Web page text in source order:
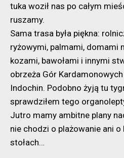
tuka woził nas po całym
ruszamy.
Sama trasa była piękna:
ryżowymi, palmami, domami
kozami, bawołami i innymi
obrzeża Gór
Indochin. Podobno żyją tu
sprawdziłem tego
Jutro mamy ambitne plany
nie chodzi o plażowanie ani o
stołach…